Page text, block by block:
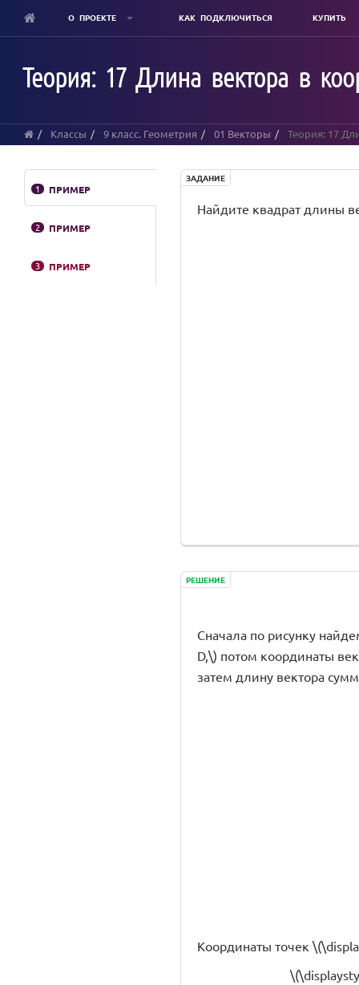
content
О ПРОЕКТЕ КАК ПОДКЛЮЧИТЬСЯ КУПИТЬ
Теория: 17 Длина вектора в
Классы 9 класс. Геометрия 01 Векторы Теория: 17
1 ПРИМЕР
2 ПРИМЕР
3 ПРИМЕР
ЗАДАНИЕ
Найдите квадрат длины
РЕШЕНИЕ
Сначала по рисунку
D,\) потом координаты
затем длину вектора
Координаты точек